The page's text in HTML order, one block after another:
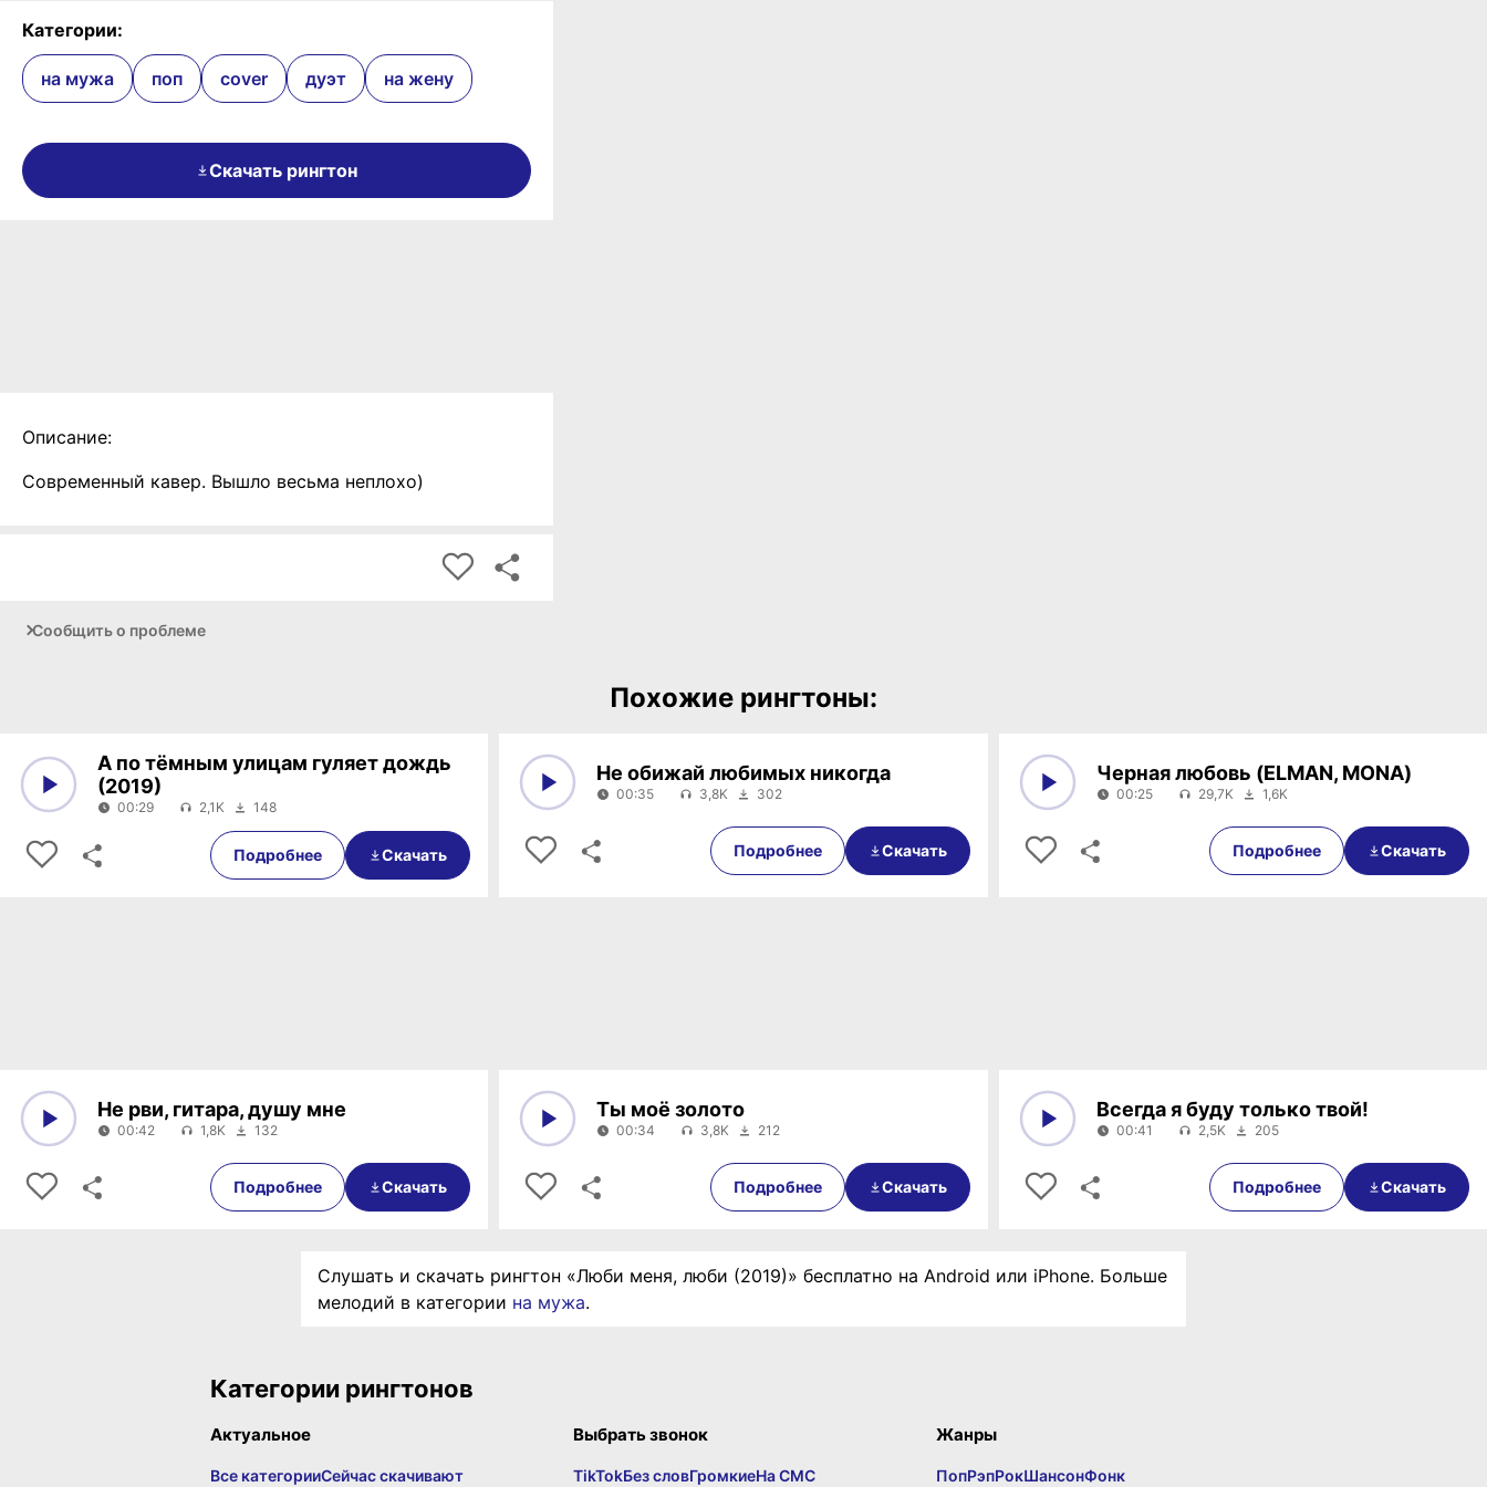
Категории:
на мужа поп cover дуэт на жену
Скачать рингтон
Описание:
Современный кавер. Вышло весьма неплохо)
Сообщить о проблеме
Похожие рингтоны:
00:29
А по тёмным улицам гуляет дождь
(2019)
00:29 2,1K 148
Подробнее Скачать
00:35
Не обижай любимых никогда
00:35 3,8K 302
Подробнее Скачать
00:25
Черная любовь (ELMAN, MONA)
00:25 29,7K 1,6K
Подробнее Скачать
00:42
Не рви, гитара, душу мне
00:42 1,8K 132
Подробнее Скачать
00:34
Ты моё золото
00:34 3,8K 212
Подробнее Скачать
00:41
Всегда я буду только твой!
00:41 2,5K 205
Подробнее Скачать
Слушать и скачать рингтон «Люби меня, люби (2019)» бесплатно на Android или iPhone. Больше
мелодий в категории на мужа.
Категории рингтонов
Актуальное
Все категорииСейчас скачивают
Выбрать звонок
TikTokБез словГромкиеНа СМС
Жанры
ПопРэпРокШансонФонк